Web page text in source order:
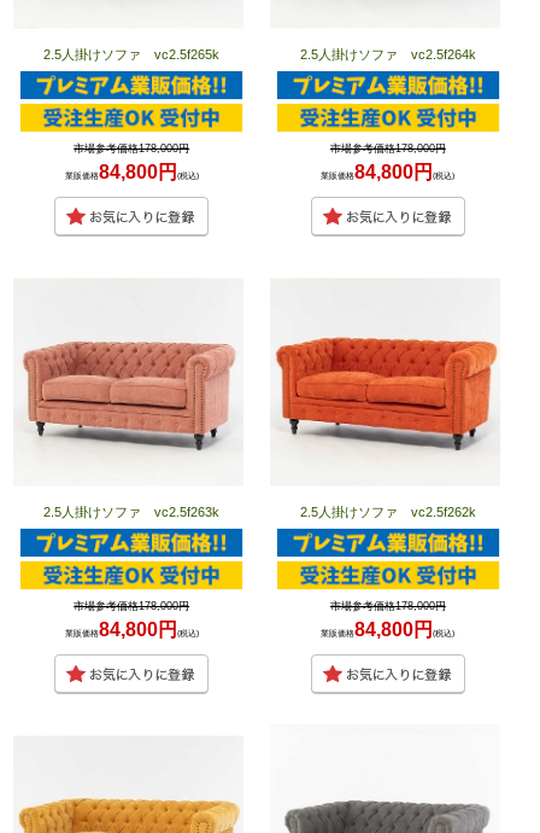
2.5人掛けソファ vc2.5f265k
市場参考価格178,000円
業販価格84,800円 (税込)
2.5人掛けソファ vc2.5f264k
市場参考価格178,000円
業販価格84,800円(税込)
2.5人掛けソファ vc2.5f263k
市場参考価格178,000円
業販価格84,800円 (税込)
2.5人掛けソファ vc2.5f262k
市場参考価格178,000円
業販価格84,800円(税込)